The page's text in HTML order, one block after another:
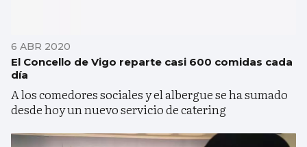
6 ABR 2020
El Concello de Vigo reparte casi 600 comidas cada
día
A los comedores sociales y el albergue se ha sumado
desde hoy un nuevo servicio de catering